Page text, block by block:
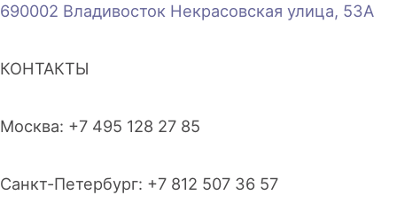
690002 Владивосток Некрасовская улица, 53А
КОНТАКТЫ
Москва: +7 495 128 27 85
Санкт-Петербург: +7 812 507 36 57